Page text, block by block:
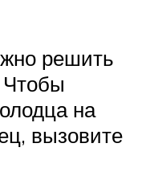
решить
Чтобы
на
вызовите